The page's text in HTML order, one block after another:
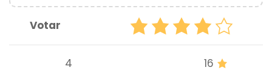
Votar
4 16